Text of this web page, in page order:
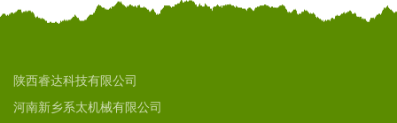
陕西睿达科技有限公司
河南新乡系太机械有限公司